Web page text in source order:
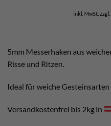
inkl. MwSt. zzgl.
5mm Messerhaken aus
Risse und Ritzen.
Ideal für weiche Gesteinsarten
Versandkostenfrei bis 2kg in